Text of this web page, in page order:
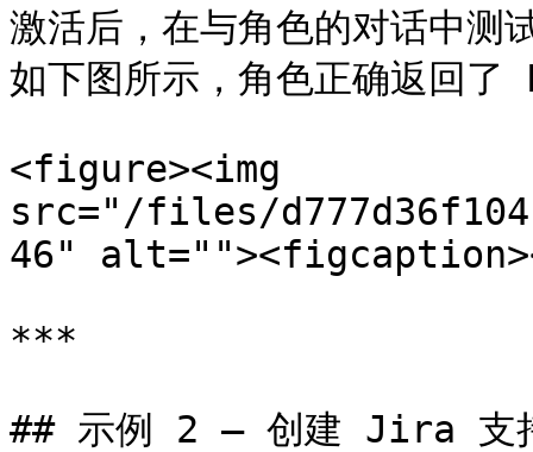
激活后，在与角色的对话中测
如下图所示，角色正确返回
<figure><img
src="/files/
46"
***
## 示例 2 – 创建 Jira 支